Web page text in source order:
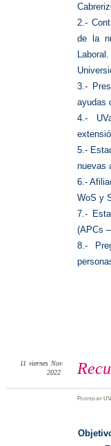
2.-
de la
3.-
ayudas
4.-
5.-
nuevas
6.-
WoS y
7.-
(APCs
8.-
11 viernes Nov
2022
Postedby